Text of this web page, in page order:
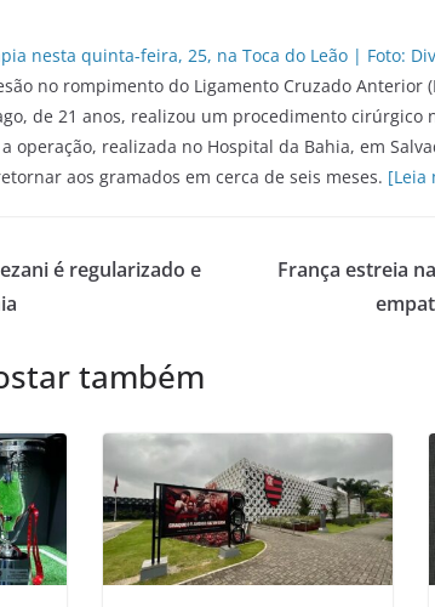
no rompimento do Ligamento Cruzado Anterior
de 21 anos, realizou um procedimento cirúrgico
operação, realizada no Hospital da Bahia, em
aos gramados em cerca de seis meses. [Leia
é regularizado e
França estreia
também